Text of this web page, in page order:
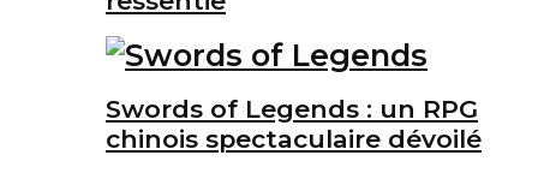
Swords of Legends : un RPG
chinois spectaculaire dévoilé